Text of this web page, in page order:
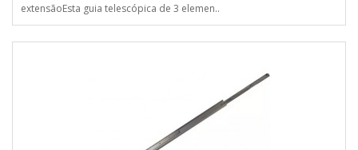
extensãoEsta guia telescópica de 3 elemen..